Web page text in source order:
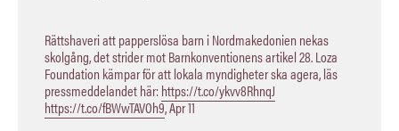
Rättshaveri att papperslösa barn i Nordmakedonien nekas
skolgång, det strider mot Barnkonventionens artikel 28. Loza
Foundation kämpar för att lokala myndigheter ska agera, läs
pressmeddelandet här:https://t.co/ykvv8RhnqJ
https://t.co/fBWwTAVOh9,Apr 11